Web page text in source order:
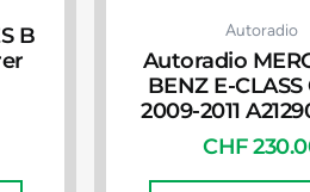
B
Autoradio
Autoradio
BENZ E-
2009-2011
CHF